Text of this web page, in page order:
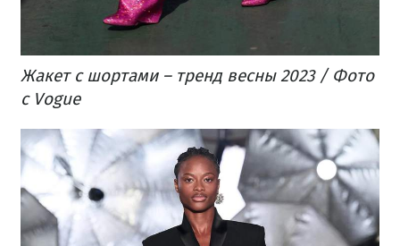
Жакет с шортами – тренд весны 2023 / Фото
с Vogue